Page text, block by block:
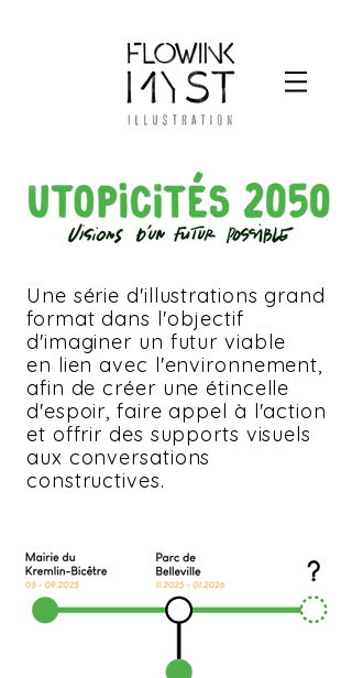
Une série d'illustrations grand
format dans l'objectif
d'imaginer un futur viable
en lien avec l'environnement,
afin de créer une étincelle
d'espoir,faire appel à l'action
et offrir des supports visuels
aux conversations
constructives.